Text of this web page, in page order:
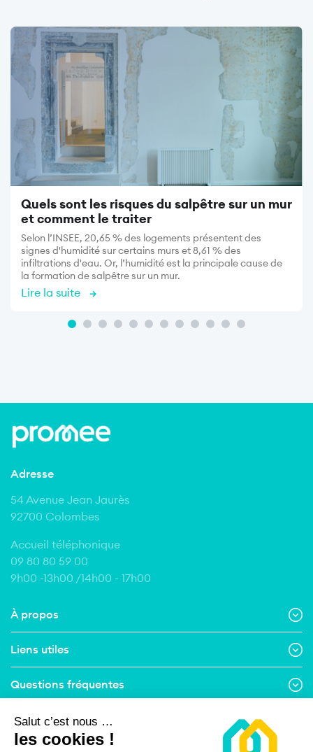
Image
Quels sont les risques du salpêtre sur un mur
et comment le traiter
Selon l’INSEE, 20,65 % des logements présentent des
signes d'humidité sur certains murs et 8,61 % des
infiltrations d'eau. Or, l’humidité est la principale cause de
la formation de salpêtre sur un mur.
Lire la suite
À propos
Liens utiles
Questions fréquentes
Adresse
54 Avenue Jean Jaurès
92700 Colombes
Accueil téléphonique
09 80 80 59 00
9h00 -13h00 /14h00 - 17h00
Contact
Salut c’est nous …
les cookies !